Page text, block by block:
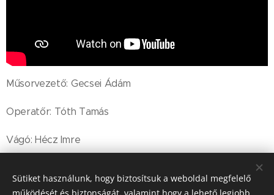
Műsorvezető: Gecsei Ádám
Operatőr: Tóth Tamás
Vágó: Hécz Imre
Share
Sütiket használunk, hogy biztosítsuk a weboldal megfelelő